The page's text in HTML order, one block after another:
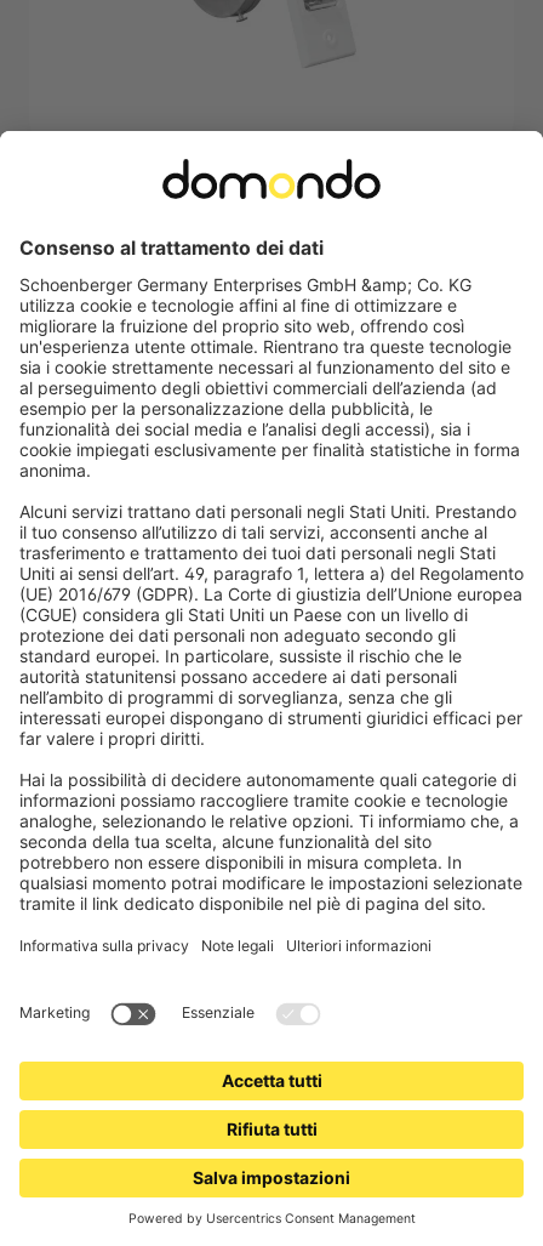
Avvolgitore a ingranaggio da incasso con placca inclusa
Incl. piastra di copertura in plastica bianca
14,99 €
JAROLIFT
Avvolgitore a ingranaggio da incasso con placca inclusa
Piastra di copertura in plastica | bianco / LA: 214 mm
Distanza tra i fori a scelta